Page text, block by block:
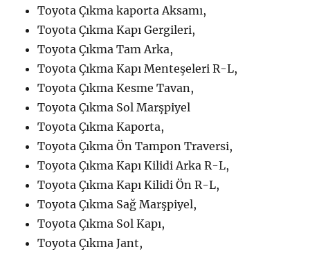
Toyota Çıkma kaporta Aksamı,
Toyota Çıkma Kapı Gergileri,
Toyota Çıkma Tam Arka,
Toyota Çıkma Kapı Menteşeleri R-L,
Toyota Çıkma Kesme Tavan,
Toyota Çıkma Sol Marşpiyel
Toyota Çıkma Kaporta,
Toyota Çıkma Ön Tampon Traversi,
Toyota Çıkma Kapı Kilidi Arka R-L,
Toyota Çıkma Kapı Kilidi Ön R-L,
Toyota Çıkma Sağ Marşpiyel,
Toyota Çıkma Sol Kapı,
Toyota Çıkma Jant,